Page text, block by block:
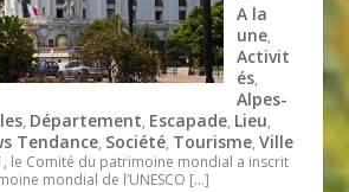
A la
une,
Activit
és,
Alpes-
, Département, Escapade, Lieu,
Tendance, Société, Tourisme,Ville
le Comité du patrimoine mondial a inscrit
mondial de l’UNESCO […]